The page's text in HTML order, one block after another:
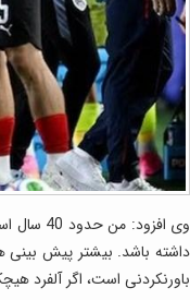
وی
باورنکردنی است، اگر آلفرد